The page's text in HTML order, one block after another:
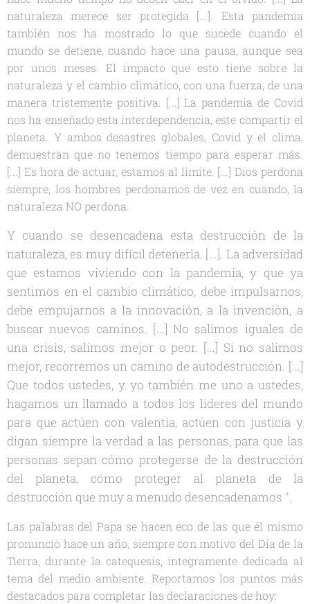
naturaleza merece ser protegida [...]. Esta pandemia
también nos ha mostrado lo que sucede cuando el
mundo se detiene, cuando hace una pausa, aunque sea
por unos meses. El impacto que esto tiene sobre la
naturaleza y el cambio climático, con una fuerza, de una
manera tristemente positiva. [...] La pandemia de Covid
nos ha enseñado esta interdependencia, este compartir el
planeta. Y ambos desastres globales, Covid y el clima,
demuestran que no tenemos tiempo para esperar más.
[...] Es hora de actuar, estamos al límite. [...] Dios perdona
siempre, los hombres perdonamos de vez en cuando, la
naturaleza NO perdona.
Y cuando se desencadena esta destrucción de la
naturaleza, es muy difícil detenerla. [...]. La adversidad
que estamos viviendo con la pandemia, y que ya
sentimos en el cambio climático, debe impulsarnos,
debe empujarnos a la innovación, a la invención, a
buscar nuevos caminos. [...] No salimos iguales de
una crisis, salimos mejor o peor. [...] Si no salimos
mejor, recorremos un camino de autodestrucción. [...]
Que todos ustedes, y yo también me uno a ustedes,
hagamos un llamado a todos los líderes del mundo
para que actúen con valentía, actúen con justicia y
digan siempre la verdad a las personas, para que las
personas sepan cómo protegerse de la destrucción
del planeta, cómo proteger al planeta de la
destrucción que muy a menudo desencadenamos ".
Las palabras del Papa se hacen eco de las que él mismo
pronunció hace un año, siempre con motivo del Día de la
Tierra, durante la catequesis, íntegramente dedicada al
tema del medio ambiente. Reportamos los puntos más
destacados para completar las declaraciones de hoy: